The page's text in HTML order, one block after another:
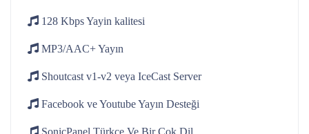
128 KbpsYayin kalitesi
MP3/AAC+Yayın
Shoutcast v1-v2 veya IceCast Server
Facebook ve YoutubeYayın Desteği
SonicPanel Türkçe Ve Bir Cok Dil